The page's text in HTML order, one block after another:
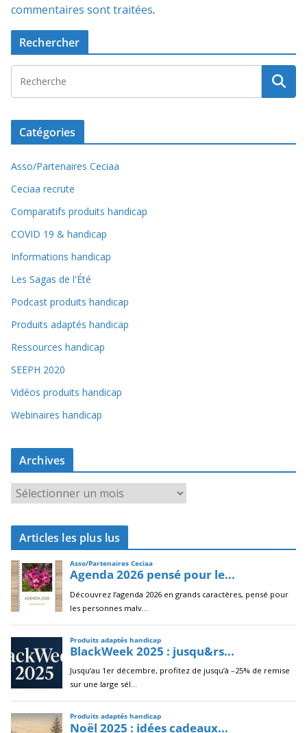
commentaires sont traitées.
Rechercher
Catégories
Asso/Partenaires Ceciaa
Ceciaa recrute
Comparatifs produits handicap
COVID 19 & handicap
Informations handicap
Les Sagas de l'Été
Podcast produits handicap
Produits adaptés handicap
Ressources handicap
SEEPH 2020
Vidéos produits handicap
Webinaires handicap
Archives
r
c
i
v
e
s
Articles les plus lus